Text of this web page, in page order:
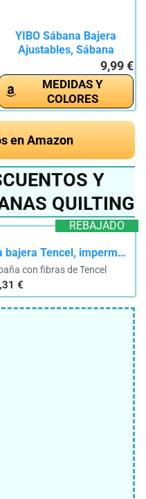
YIBO Sábana Bajera
Ajustables, Sábana
9,99 €
MEDIDAS Y
COLORES
en Amazon
Y
QUILTING
REBAJADO
Cambrass - sabana bajera Tencel, impermeable y ajustable - bajera protectora transpirable - fibras...
con fibras de Tencel
€